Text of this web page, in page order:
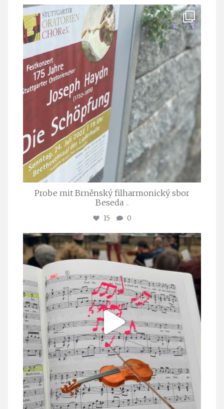
stuttgarter_oratorienchor
Juli 23
Probe mit Brněnský filharmonický sbor
Beseda ...
15 0
stuttgarter_oratorienchor
Juli 23